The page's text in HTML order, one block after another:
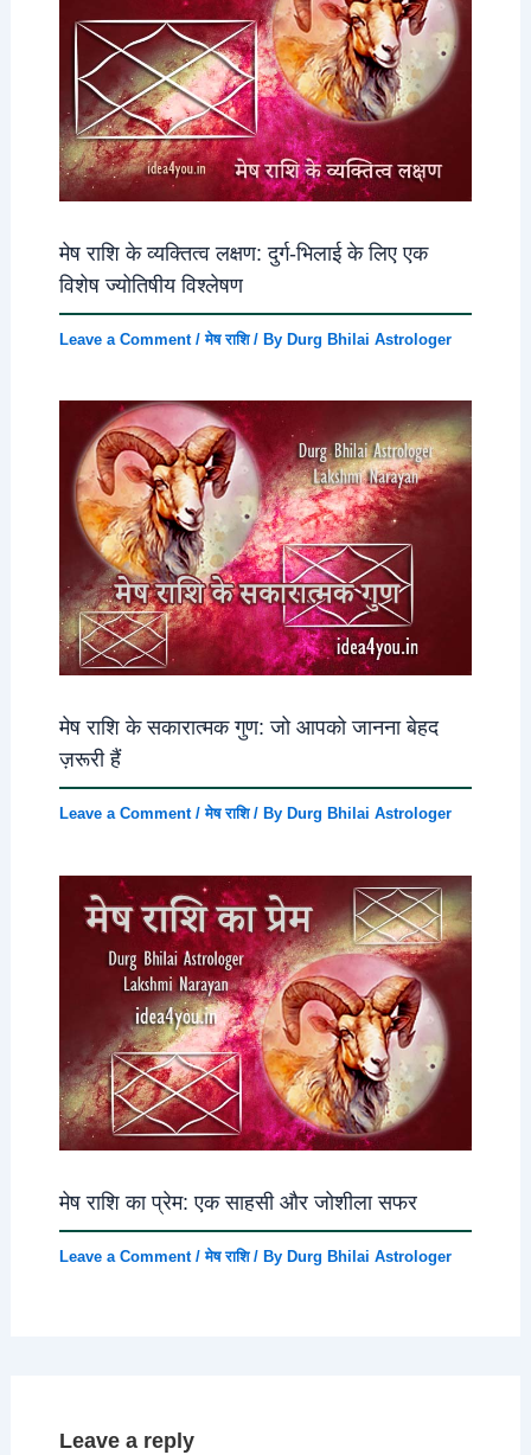
मेष राशि के व्यक्तित्व लक्षण: दुर्ग-भिलाई के लिए एक
विशेष ज्योतिषीय विश्लेषण
Leave a Comment /मेष राशि/ By Durg Bhilai Astrologer
मेष राशि के सकारात्मक गुण: जो आपको जानना बेहद
ज़रूरी हैं
Leave a Comment /मेष राशि/ By Durg Bhilai Astrologer
मेष राशि का प्रेम: एक साहसी और जोशीला सफर
Leave a Comment /मेष राशि/ By Durg Bhilai Astrologer
Leave a reply